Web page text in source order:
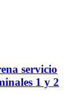
servicio
1 y 2